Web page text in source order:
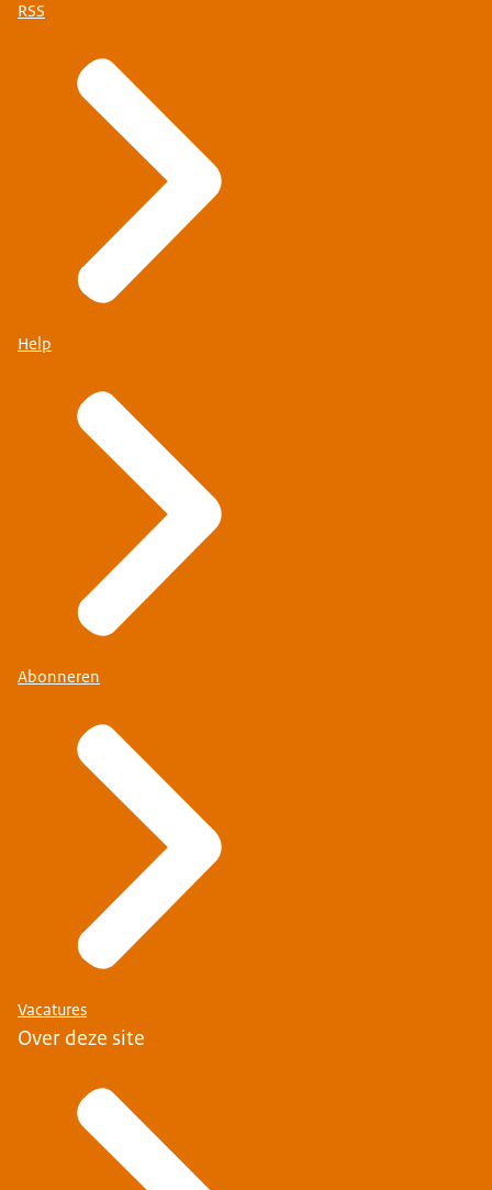
RSS
Help
Abonneren
Vacatures
Over deze site